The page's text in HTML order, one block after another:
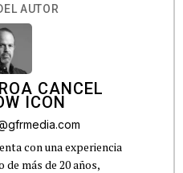
AUTOR
CANCEL
con una experiencia
más de 20 años,